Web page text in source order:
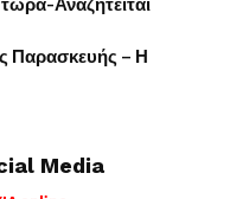
Αναζητείται
Παρασκευής – Η
Media